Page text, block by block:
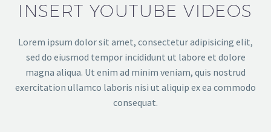
INSERT YOUTUBE VIDEOS
Lorem ipsum dolor sit amet, consectetur adipisicing elit,
sed do eiusmod tempor incididunt ut labore et dolore
magna aliqua. Ut enim ad minim veniam, quis nostrud
exercitation ullamco laboris nisi ut aliquip ex ea commodo
consequat.